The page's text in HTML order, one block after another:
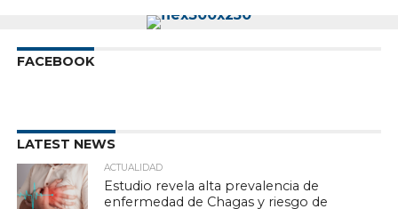
FACEBOOK
LATEST NEWS
ACTUALIDAD
Estudio revela alta prevalencia de
enfermedad de Chagas y riesgo de